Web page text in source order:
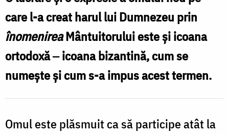
icoane?
/
Foto:
Nechifor
care l-a creat harul lui Dumnezeu prin
înomenireaMântuitorului este și icoana
ortodoxă‒ icoana bizantină, cum se
numește și cum s-a impus acest termen.
Omul este plăsmuit ca să participe atât la